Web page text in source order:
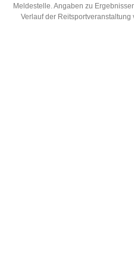
Meldestelle. Angaben zu
Verlauf der